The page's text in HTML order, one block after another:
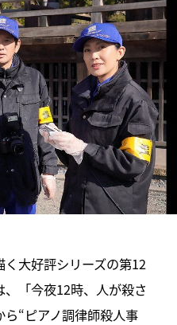
大好評シリーズの第12
「今夜12時、人が殺さ
“ピアノ調律師殺人事